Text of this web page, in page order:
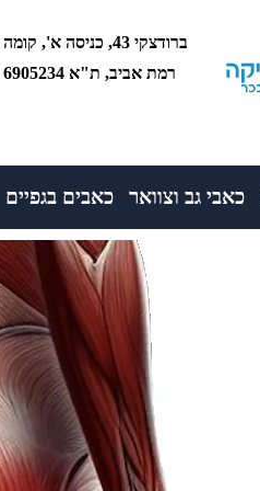
רמת אביב, ת"א 6905234
כאבי גב וצוואר כאבים בגפיים